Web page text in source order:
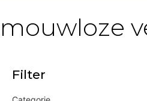
mouwloze
Filter